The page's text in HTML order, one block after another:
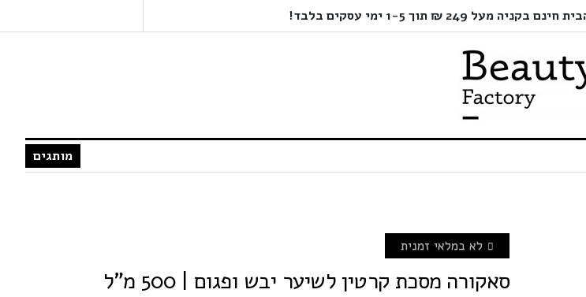
מעל 249 ₪ תוך 1-5 ימי עסקים בלבד!
מותגים
לא במלאי זמנית
סאקורה מסכת קרטין לשיער יבש ופגום | 500 מ"ל